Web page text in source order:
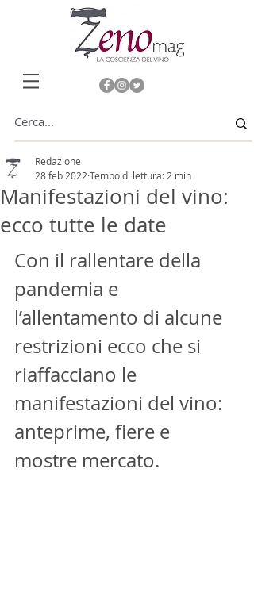
Manifestazioni del vino:
ecco tutte le date
Redazione
28 feb 2022 Tempo di lettura: 2 min
Con il rallentare della
pandemia e
l’allentamento di alcune
restrizioni ecco che si
riaffacciano le
manifestazioni del vino:
anteprime, fiere e
mostre mercato.